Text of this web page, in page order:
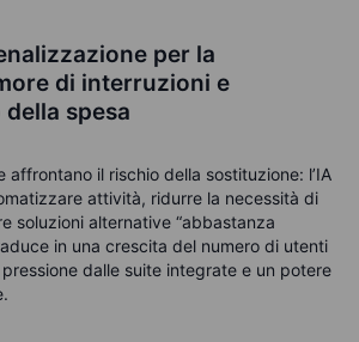
per la
di interruzioni e
spesa
affrontano il rischio della sostituzione: l’IA
attività, ridurre la necessità di
soluzioni alternative “abbastanza
in una crescita del numero di utenti
dalle suite integrate e un potere